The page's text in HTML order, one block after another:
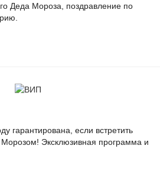
Деда Мороза, поздравление по
гарантирована, если встретить
Эксклюзивная программа и